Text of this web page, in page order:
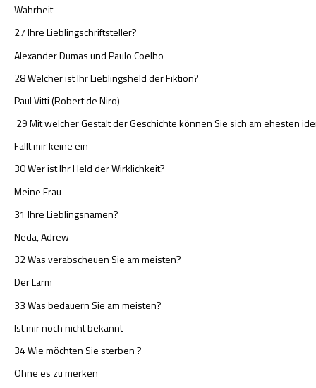
Wahrheit
27 Ihre Lieblingschriftsteller?
Alexander Dumas und Paulo Coelho
28 Welcher ist Ihr Lieblingsheld der Fiktion?
Paul Vitti (Robert de Niro)
29 Mit welcher Gestalt der Geschichte können Sie sich am ehesten
Fällt mir keine ein
30 Wer ist Ihr Held der Wirklichkeit?
Meine Frau
31 Ihre Lieblingsnamen?
Neda, Adrew
32 Was verabscheuen Sie am meisten?
Der Lärm
33 Was bedauern Sie am meisten?
Ist mir noch nicht bekannt
34 Wie möchten Sie sterben ?
Ohne es zu merken